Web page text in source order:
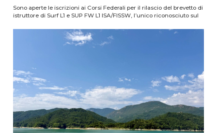
Sono aperte le iscrizioni ai Corsi Federali per il rilascio del brevetto di
istruttore di Surf L1 e SUP FW L1 ISA/FISSW, l’unico riconosciuto sul